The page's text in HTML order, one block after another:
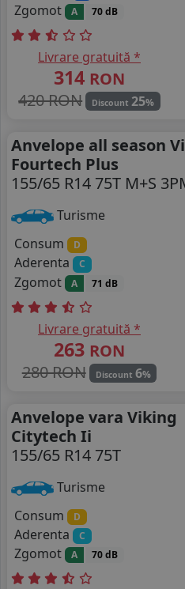
Zgomot A 70 dB
Livrare gratuită *
314 RON
420 RON
Discount 25%
Anvelope all season
Fourtech Plus
155/65 R14 75T M+S
Turisme
Consum
D
Aderenta C
Zgomot A 71 dB
Livrare gratuită *
263 RON
280 RON
Discount 6%
Anvelope vara Viking
Citytech Ii
155/65 R14 75T
Turisme
Consum
D
Aderenta C
Zgomot A 70 dB